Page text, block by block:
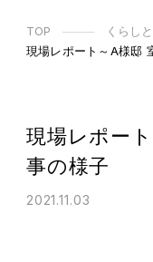
TOP
くらし
現場レポート～A様邸
現場レポー
事の様子
2021.11.03